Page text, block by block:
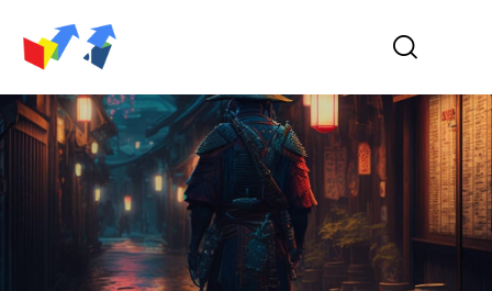
TOP RATED